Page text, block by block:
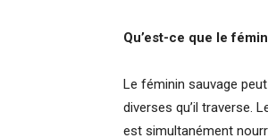
Qu’est-ce que le
Le féminin sauvage
diverses qu’il traverse.
est simultanément